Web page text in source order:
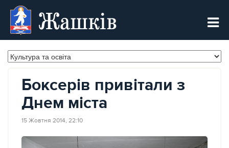
Жашків
Боксерів привітали з
Днем міста
15 Жовтня 2014, 22:10